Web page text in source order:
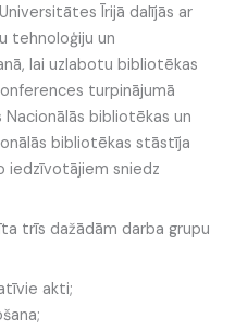
Universitātes Īrijā dalījās ar
tehnoloģiju un
lai uzlabotu bibliotēkas
turpinājumā
bibliotēkas un
bibliotēkas stāstīja
iedzīvotājiem sniedz
trīs dažādām darba grupu
akti;